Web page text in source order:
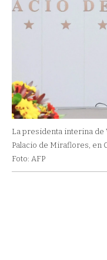
La presidenta interina de
Palacio de Miraflores, en
Foto: AFP